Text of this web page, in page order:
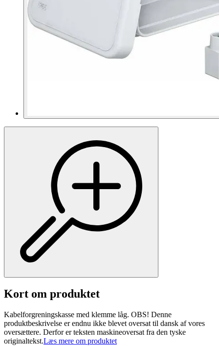
Kort om produktet
Kabelforgreningskasse med klemme låg. OBS! Denne
produktbeskrivelse er endnu ikke blevet oversat til dansk af vores
oversættere. Derfor er teksten maskineoversat fra den tyske
originaltekst.Læs mere om produktet